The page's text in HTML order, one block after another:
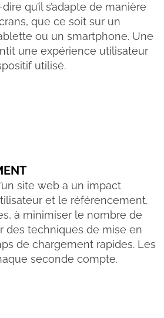
qu’il s’adapte de manière
que ce soit sur un
ou un smartphone. Une
une expérience utilisateur
utilisé.
site web a un impact
et le référencement.
à minimiser le nombre de
des techniques de mise en
de chargement rapides. Les
seconde compte.